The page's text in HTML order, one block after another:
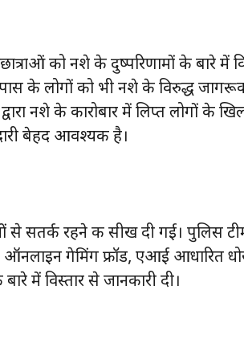
को नशे के दुष्परिणामों के बारे में
के लोगों को भी नशे के विरुद्ध
नशे के कारोबार में लिप्त लोगों के
बेहद आवश्यक है।
से सतर्क रहने की सीख दी गई। पुलिस
गेमिंग फ्रॉड, एआई आधारित
में विस्तार से जानकारी दी।